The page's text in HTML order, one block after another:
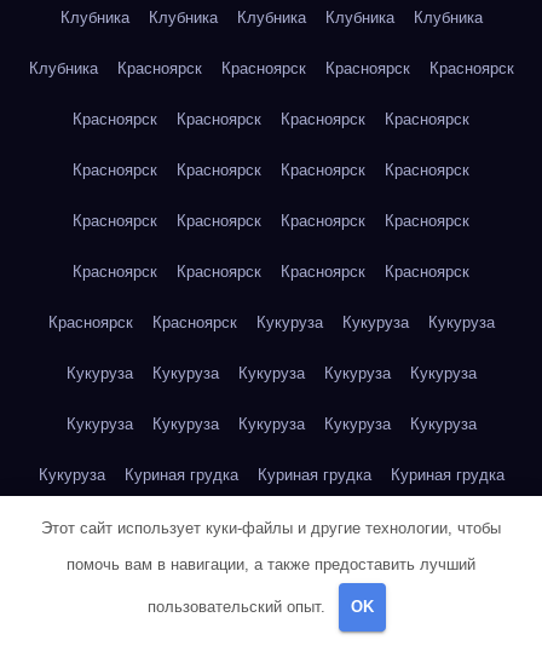
Клубника Клубника Клубника Клубника Клубника
Клубника Красноярск Красноярск Красноярск Красноярск
Красноярск Красноярск Красноярск Красноярск
Красноярск Красноярск Красноярск Красноярск
Красноярск Красноярск Красноярск Красноярск
Красноярск Красноярск Красноярск Красноярск
Красноярск Красноярск Кукуруза Кукуруза Кукуруза
Кукуруза Кукуруза Кукуруза Кукуруза Кукуруза
Кукуруза Кукуруза Кукуруза Кукуруза Кукуруза
Кукуруза Куриная грудка Куриная грудка Куриная грудка
Куриная грудка Куриная грудка Куриная грудка
Куриная грудка Куриная грудка
Куриная грудка
Этот сайт использует куки-файлы и другие технологии, чтобы
помочь вам в навигации, а также предоставить лучший
пользовательский опыт. OK